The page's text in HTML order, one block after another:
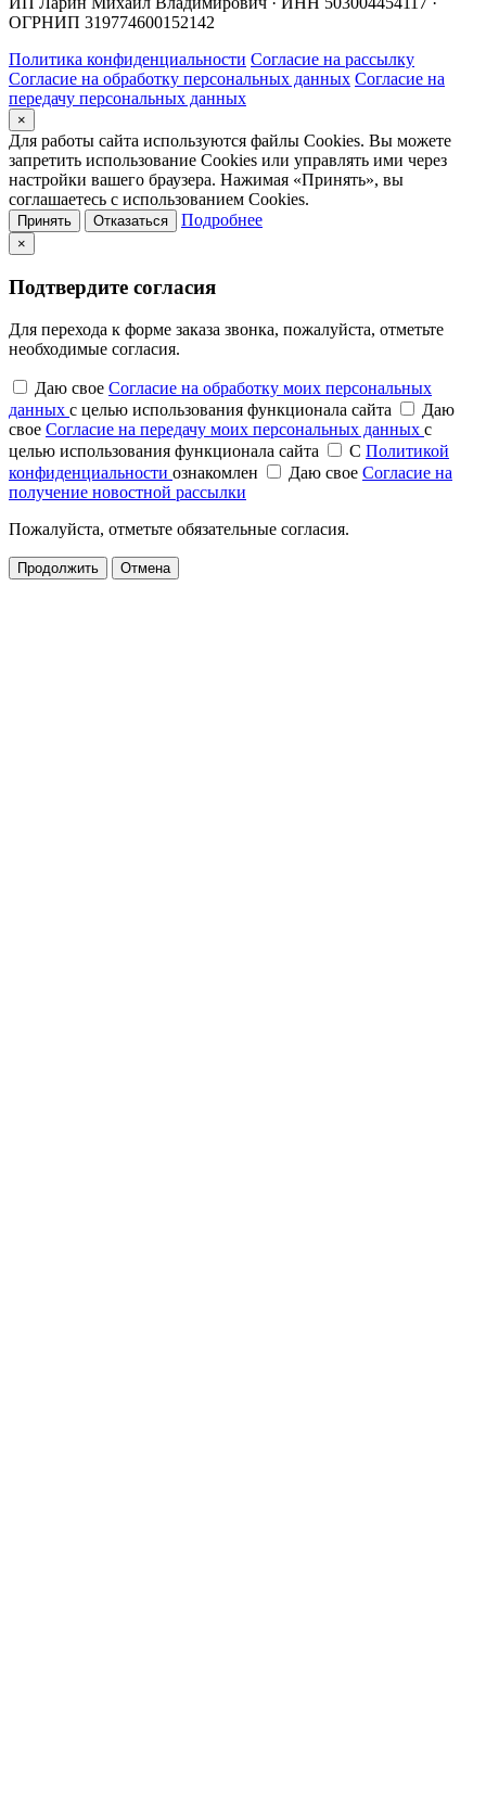
ОГРНИП 319774600152142
Политика конфиденциальности Согласие на рассылку
Согласие на обработку персональных данных Согласие на
передачу персональных данных
×
Для работы сайта используются файлы Cookies. Вы можете
запретить использование Cookies или управлять ими через
настройки вашего браузера. Нажимая «Принять», вы
соглашаетесь с использованием Cookies.
Принять Отказаться Подробнее
×
Подтвердите согласия
Для перехода к форме заказа звонка, пожалуйста, отметьте
необходимые согласия.
Даю свое Согласие на обработку моих персональных
данных с целью использования функционала сайта
Даю
свое Согласие на передачу моих персональных данных с
целью использования функционала сайта
С Политикой
конфиденциальности ознакомлен Даю свое Согласие на
получение новостной рассылки
Пожалуйста, отметьте обязательные согласия.
Продолжить Отмена